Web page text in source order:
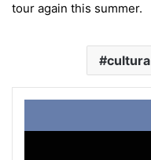
tour again this summer.
cultura